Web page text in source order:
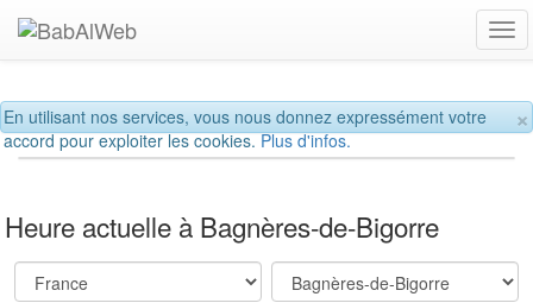
×
En utilisant nos services, vous nous donnez expressément votre
accord pour exploiter les cookies.Plus d'infos.
Heure actuelle à Bagnères-de-Bigorre